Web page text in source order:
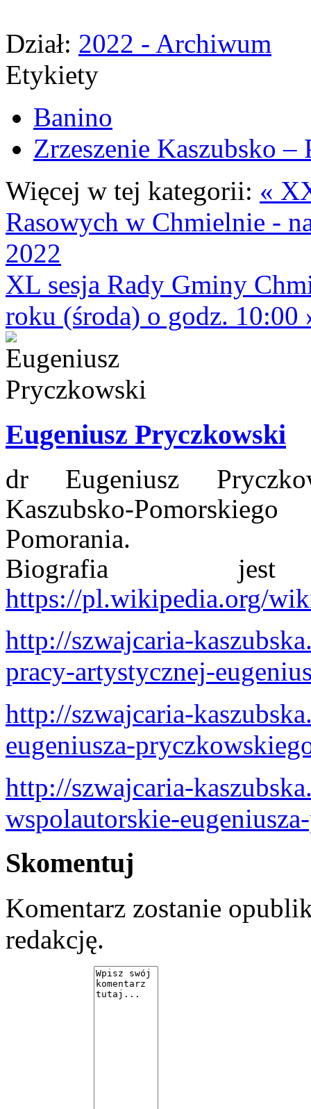
Dział: 2022 - Archiwum
Etykiety
Banino
Zrzeszenie Kaszubsko
Więcej w tej kategorii: «
Rasowych w Chmielnie -
2022
XL sesja Rady Gminy
roku (środa) o godz. 10:00
Eugeniusz Pryczkowski
dr Eugeniusz
Kaszubsko-
Pomorania.
Biografia
https://pl.wikipedia.org/
http://szwajcaria-
pracy-artystycznej-
http://szwajcaria-
eugeniusza-
http://szwajcaria-
wspolautorskie-
Skomentuj
Komentarz zostanie
redakcję.